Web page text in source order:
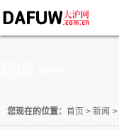
您现在的位置： 首页 > 新闻 >